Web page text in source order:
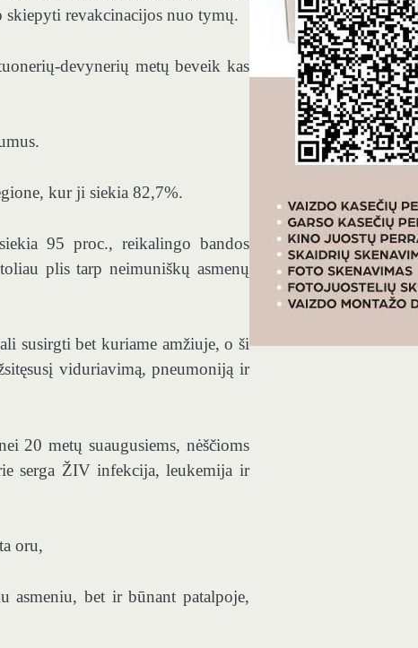
skiepyti revakcinacijos nuo tymų.
devynerių metų beveik kas
kur ji siekia 82,7%.
95 proc., reikalingo bandos
plis tarp neimuniškų asmenų
susirgti bet kuriame amžiuje, o ši
viduriavimą, pneumoniją ir
20 metų suaugusiems, nėščioms
serga ŽIV infekcija, leukemija ir
oru,
asmeniu, bet ir būnant patalpoje,